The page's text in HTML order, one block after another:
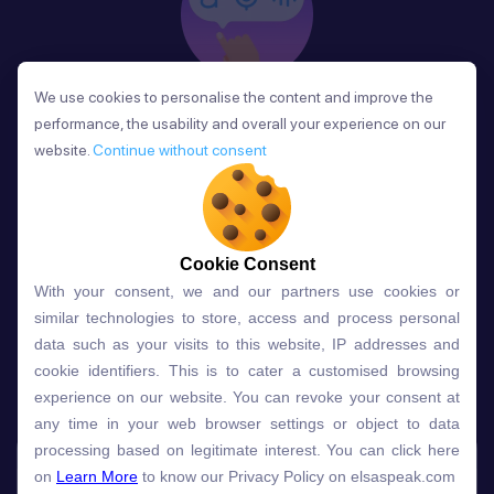
Phản Hồi
Sau mỗi bài học, người học nhận phản hồi về phát
âm và ngữ pháp ngay lập tức, giúp cải thiện kỹ năng
và tiến bộ nhanh chóng.
Lựa chọn gói học ELSA dành
cho bạn
Gói học Free Premium
Speech Analyzer
We use cookies to personalise the content and improve the
performance, the usability and overall your experience on our
website. Continue without consent
Cookie Consent
With your consent, we and our partners use cookies or
similar technologies to store, access and process personal
data such as your visits to this website, IP addresses and
cookie identifiers. This is to cater a customised browsing
experience on our website. You can revoke your consent at
any time in your web browser settings or object to data
processing based on legitimate interest. You can click here
on Learn More to know our Privacy Policy on elsaspeak.com
We use cookies to personalise the content and improve the
performance, the usability and overall your experience on our
website. Continue without consent
Cookie Consent
With your consent, we and our partners use cookies or
similar technologies to store, access and process personal
data such as your visits to this website, IP addresses and
cookie identifiers. This is to cater a customised browsing
experience on our website. You can revoke your consent at
any time in your web browser settings or object to data
processing based on legitimate interest. You can click here
on Learn More to know our Privacy Policy on elsaspeak.com